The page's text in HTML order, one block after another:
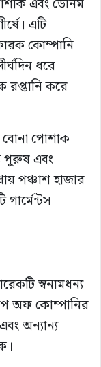
এবং ডেনিম
এটি
কোম্পানি
ধরে
রপ্তানি করে
বোনা পোশাক
পুরুষ এবং
পঞ্চাশ হাজার
স্বনামধন্য
অফ কোম্পানির
অন্যান্য